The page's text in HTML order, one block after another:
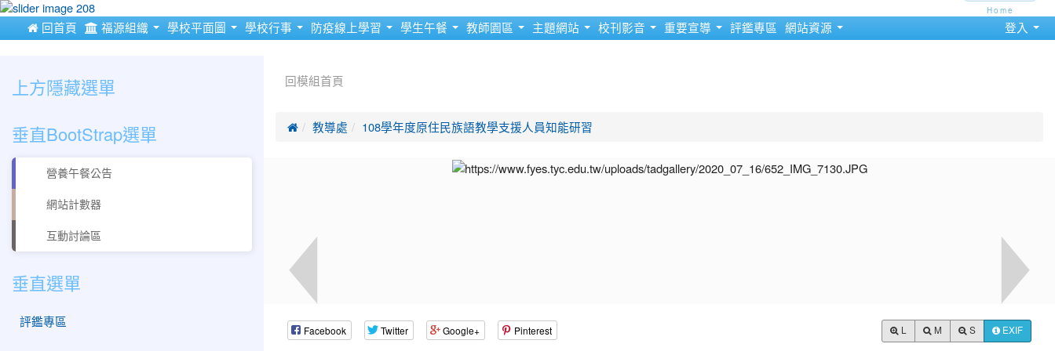
 回首頁 福源組織 學校平面圖 學校行事 防疫線上學習 學生午餐 教師園區 主題網站 校刊影音 重要宣導 評鑑專區 網站資源 登入
回模組首頁
 教導處 108學年度原住民族語教學支援人員知能研習
Facebook Twitter Google+ Pinterest M S EXIF
上方隱藏選單
Home
垂直BootStrap選單
營養午餐公告
網站計數器
互動討論區
垂直選單
評鑑專區